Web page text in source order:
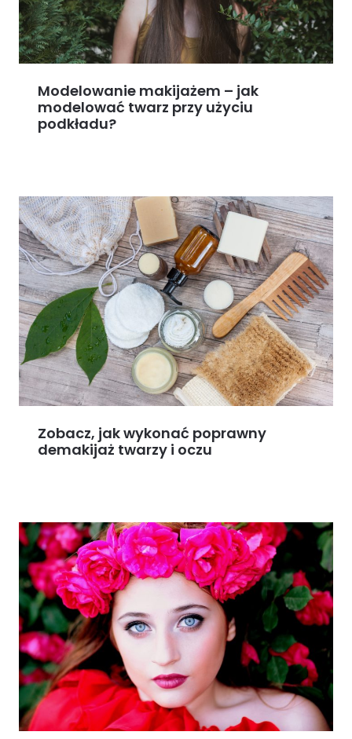
Modelowanie makijażem – jak
modelować twarz przy użyciu
podkładu?
Zobacz, jak wykonać poprawny
demakijaż twarzy i oczu